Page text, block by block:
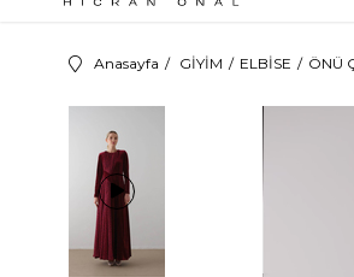
Anasayfa GİYİM ELBİSE ÖNÜ